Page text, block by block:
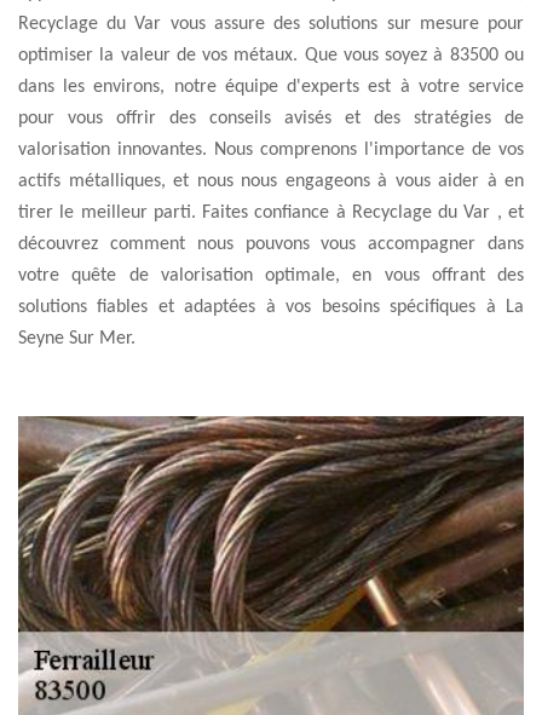
Recyclage du Var vous assure des solutions sur mesure pour
optimiser la valeur de vos métaux. Que vous soyez à 83500 ou
dans les environs, notre équipe d'experts est à votre service
pour vous offrir des conseils avisés et des stratégies de
valorisation innovantes. Nous comprenons l'importance de vos
actifs métalliques, et nous nous engageons à vous aider à en
tirer le meilleur parti. Faites confiance à Recyclage du Var , et
découvrez comment nous pouvons vous accompagner dans
votre quête de valorisation optimale, en vous offrant des
solutions fiables et adaptées à vos besoins spécifiques à La
Seyne Sur Mer.